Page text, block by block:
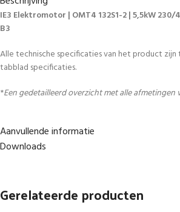
IE3 Elektromotor | OMT4 132S1-2 | 5,5kW 230/
B3
Alle technische specificaties van het product
tabblad specificaties.
*Een gedetailleerd overzicht met alle afmetingen
Aanvullende informatie
Downloads
Gerelateerde producten